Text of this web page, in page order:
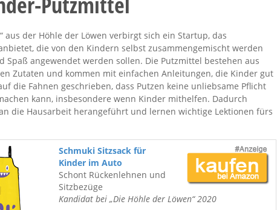
aus der Höhle der Löwen verbirgt sich ein Startup, das
die von den Kindern selbst zusammengemischt werden
Spaß angewendet werden sollen. Die Putzmittel bestehen aus
Zutaten und kommen mit einfachen Anleitungen, die Kinder gut
die Fahnen geschrieben, dass Putzen keine unliebsame Pflicht
kann, insbesondere wenn Kinder mithelfen. Dadurch
die Hausarbeit herangeführt und lernen wichtige Lektionen fürs
Schmuki Sitzsack für
Kinder im Auto
Schont Rückenlehnen und
Sitzbezüge
Kandidat bei „Die Höhle der Löwen“ 2020